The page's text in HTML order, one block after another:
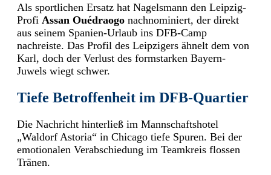
Als sportlichen Ersatz hat Nagelsmann den Leipzig-
Profi Assan Ouédraogo nachnominiert, der direkt
aus seinem Spanien-Urlaub ins DFB-Camp
nachreiste. Das Profil des Leipzigers ähnelt dem von
Karl, doch der Verlust des formstarken Bayern-
Juwels wiegt schwer.
Tiefe Betroffenheit im DFB-Quartier
Die Nachricht hinterließ im Mannschaftshotel
„Waldorf Astoria“ in Chicago tiefe Spuren. Bei der
emotionalen Verabschiedung im Teamkreis flossen
Tränen.